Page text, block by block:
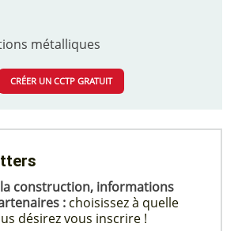
métalliques
CRÉER UN CCTP GRATUIT
construction, informations
: choisissez à quelle
désirez vous inscrire !